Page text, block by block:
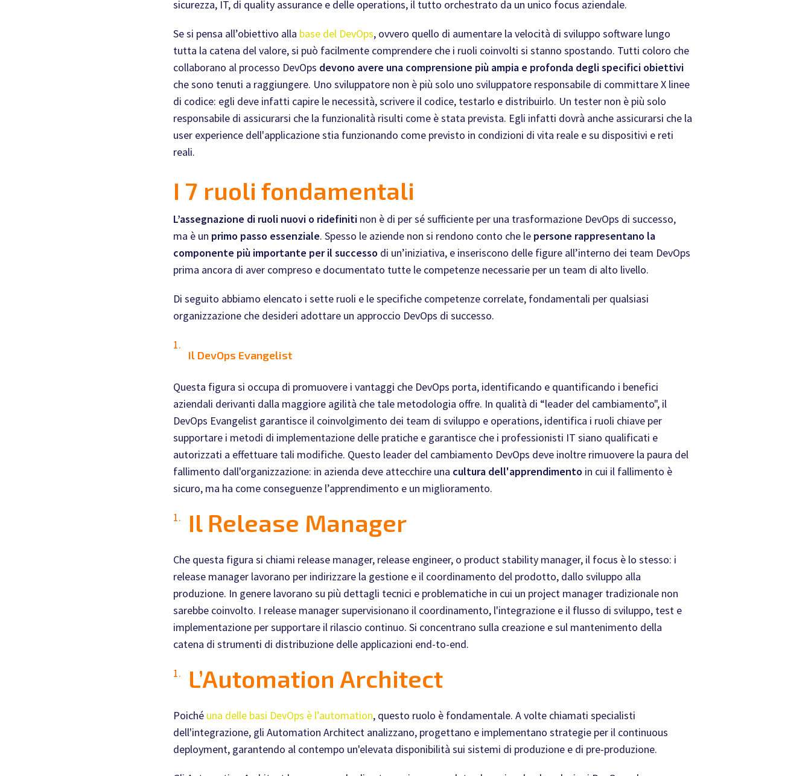
sicurezza, IT, di quality assurance e delle operations, il tutto orchestrato da un unico focus aziendale.
Se si pensa all’obiettivo alla base del DevOps, ovvero quello di aumentare la velocità di sviluppo software lungo
tutta la catena del valore, si può facilmente comprendere che i ruoli coinvolti si stanno spostando. Tutti coloro che
collaborano al processo DevOps devono avere una comprensione più ampia e profonda degli specifici obiettivi
che sono tenuti a raggiungere. Uno sviluppatore non è più solo uno sviluppatore responsabile di committare X linee
di codice: egli deve infatti capire le necessità, scrivere il codice, testarlo e distribuirlo. Un tester non è più solo
responsabile di assicurarsi che la funzionalità risulti come è stata prevista. Egli infatti dovrà anche assicurarsi che la
user experience dell'applicazione stia funzionando come previsto in condizioni di vita reale e su dispositivi e reti
reali.
I 7 ruoli fondamentali
L’assegnazione di ruoli nuovi o ridefiniti non è di per sé sufficiente per una trasformazione DevOps di successo,
ma è un primo passo essenziale. Spesso le aziende non si rendono conto che le persone rappresentano la
componente più importante per il successo di un’iniziativa, e inseriscono delle figure all’interno dei team DevOps
prima ancora di aver compreso e documentato tutte le competenze necessarie per un team di alto livello.
Di seguito abbiamo elencato i sette ruoli e le specifiche competenze correlate, fondamentali per qualsiasi
organizzazione che desideri adottare un approccio DevOps di successo.
Il DevOps Evangelist
Questa figura si occupa di promuovere i vantaggi che DevOps porta, identificando e quantificando i benefici
aziendali derivanti dalla maggiore agilità che tale metodologia offre. In qualità di “leader del cambiamento", il
DevOps Evangelist garantisce il coinvolgimento dei team di sviluppo e operations, identifica i ruoli chiave per
supportare i metodi di implementazione delle pratiche e garantisce che i professionisti IT siano qualificati e
autorizzati a effettuare tali modifiche. Questo leader del cambiamento DevOps deve inoltre rimuovere la paura del
fallimento dall'organizzazione: in azienda deve attecchire una cultura dell'apprendimento in cui il fallimento è
sicuro, ma ha come conseguenze l’apprendimento e un miglioramento.
Il Release Manager
Che questa figura si chiami release manager, release engineer, o product stability manager, il focus è lo stesso: i
release manager lavorano per indirizzare la gestione e il coordinamento del prodotto, dallo sviluppo alla
produzione. In genere lavorano su più dettagli tecnici e problematiche in cui un project manager tradizionale non
sarebbe coinvolto. I release manager supervisionano il coordinamento, l'integrazione e il flusso di sviluppo, test e
implementazione per supportare il rilascio continuo. Si concentrano sulla creazione e sul mantenimento della
catena di strumenti di distribuzione delle applicazioni end-to-end.
L’Automation Architect
Poiché una delle basi DevOps è l’automation, questo ruolo è fondamentale. A volte chiamati specialisti
dell'integrazione, gli Automation Architect analizzano, progettano e implementano strategie per il continuous
deployment, garantendo al contempo un'elevata disponibilità sui sistemi di produzione e di pre-produzione.